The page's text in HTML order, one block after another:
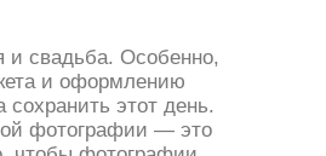
и свадьба. Особенно,
и оформлению
этот день.
фотографии — это